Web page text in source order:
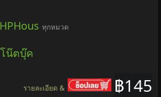
ทุกหมวด
น๊ตบุ๊ค
฿145
รายละเอียด &